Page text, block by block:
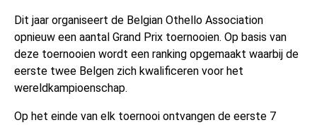
Dit jaar organiseert de Belgian Othello Association
opnieuw een aantal Grand Prix toernooien. Op basis van
deze toernooien wordt een ranking opgemaakt waarbij de
eerste twee Belgen zich kwalificeren voor het
wereldkampioenschap.
Op het einde van elk toernooi ontvangen de eerste 7